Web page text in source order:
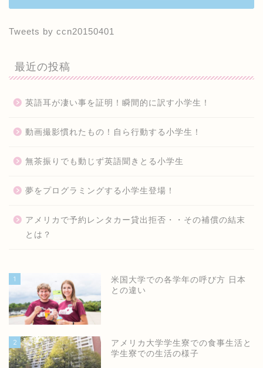
Tweets by ccn20150401
最近の投稿
英語耳が凄い事を証明！瞬間的に訳す小学生！
動画撮影慣れたもの！自ら行動する小学生！
無茶振りでも動じず英語聞きとる小学生
夢をプログラミングする小学生登場！
アメリカで予約レンタカー貸出拒否・・その補償の結末
とは？
1
米国大学での各学年の呼び方 日本
との違い
2
アメリカ大学学生寮での食事生活と
学生寮での生活の様子